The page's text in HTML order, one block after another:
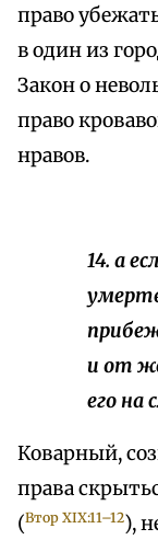
право
в один из
Закон о
право
нравов.
14. а
и от
его на
Коварный,
права
(Втор XIX:11–12),